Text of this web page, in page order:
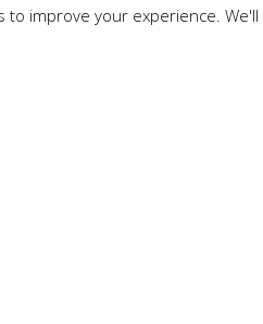
de la Iglesia y para Sínodo.
to improve your experience.